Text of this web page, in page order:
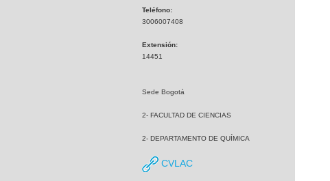
Teléfono:
3006007408
Extensión:
14451
Sede Bogotá
2- FACULTAD DE CIENCIAS
2- DEPARTAMENTO DE QUÍMICA
CVLAC